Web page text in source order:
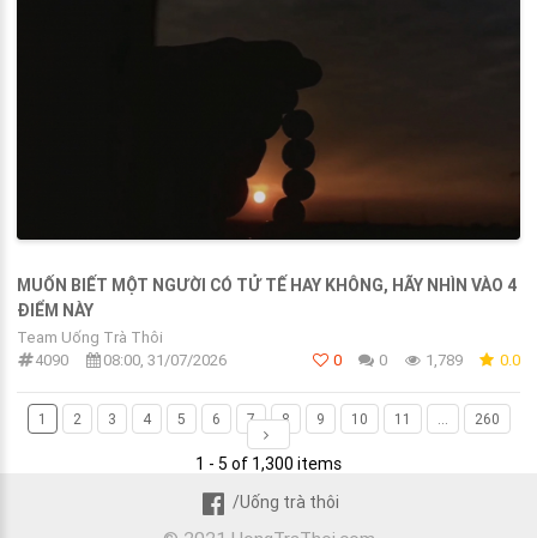
MUỐN BIẾT MỘT NGƯỜI CÓ TỬ TẾ HAY KHÔNG, HÃY NHÌN VÀO 4
ĐIỂM NÀY
Team Uống Trà Thôi
4090
08:00, 31/07/2026 0 0 1,789 0.0
1 2 3 4 5 6 7 8 9 10 11 260
1 - 5 of 1,300 items
/Uống trà thôi